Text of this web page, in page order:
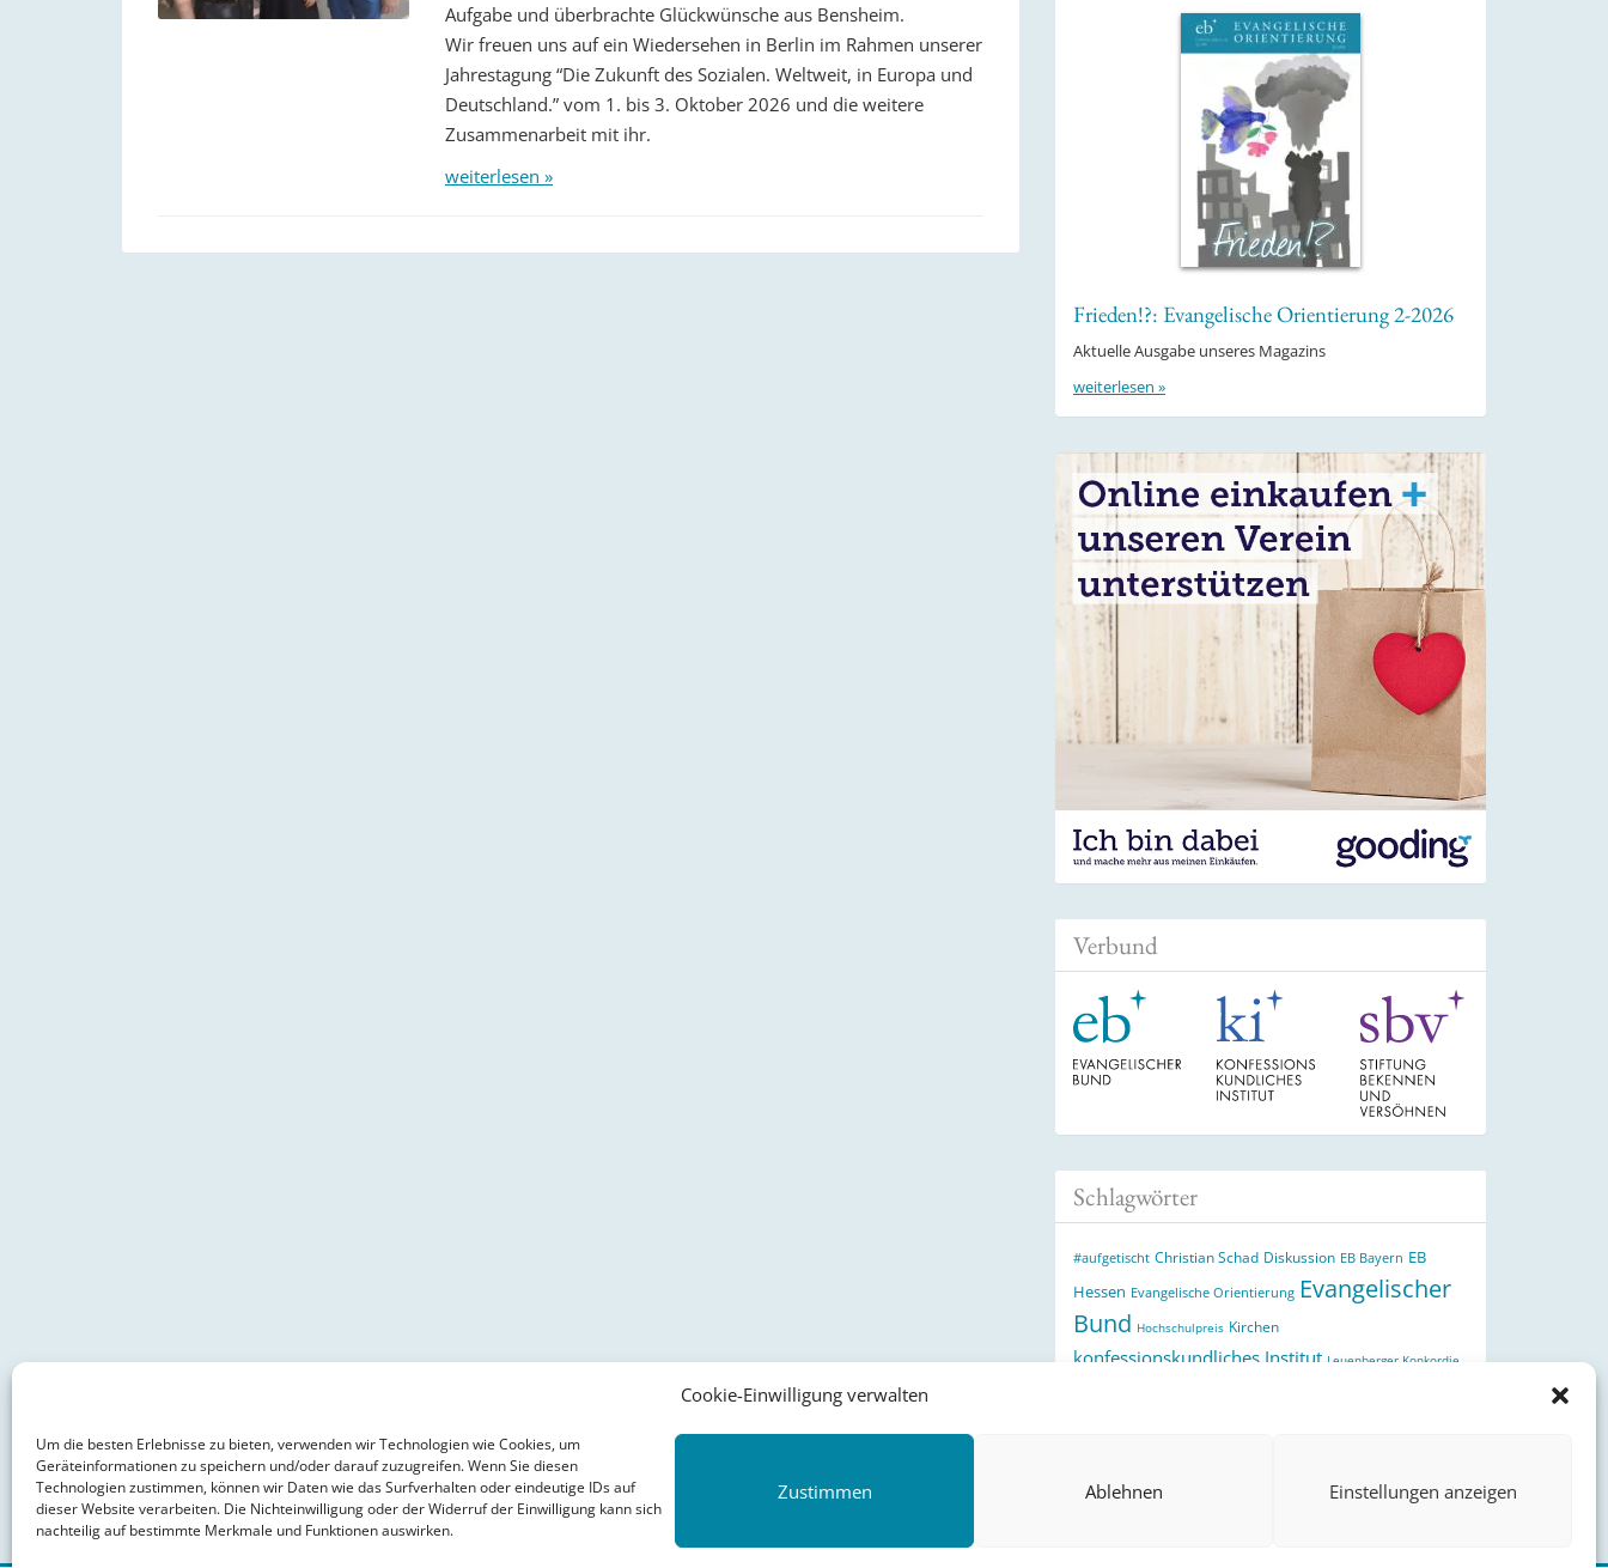
Cookie-Einwilligung verwalten
Um die besten Erlebnisse zu bieten, verwenden wir Technologien wie Cookies, um
Geräteinformationen zu speichern und/oder darauf zuzugreifen. Wenn Sie diesen
Technologien zustimmen, können wir Daten wie das Surfverhalten oder eindeutige IDs auf
dieser Website verarbeiten. Die Nichteinwilligung oder der Widerruf der Einwilligung kann sich
nachteilig auf bestimmte Merkmale und Funktionen auswirken.
Zustimmen Ablehnen Einstellungen anzeigen
Aufgabe und überbrachte Glückwünsche aus Bensheim.
Wir freuen uns auf ein Wiedersehen in Berlin im Rahmen unserer
Jahrestagung “Die Zukunft des Sozialen. Weltweit, in Europa und
Deutschland.” vom 1. bis 3. Oktober 2026 und die weitere
Zusammenarbeit mit ihr.
weiterlesen »
Frieden!?: Evangelische Orientierung 2-2026
Aktuelle Ausgabe unseres Magazins
weiterlesen »
Verbund
Schlagwörter
#aufgetischt Christian Schad Diskussion EB Bayern EB
Hessen Evangelische Orientierung Evangelischer
Bund Hochschulpreis Kirchen
konfessionskundliches Institut Leuenberger Konkordie